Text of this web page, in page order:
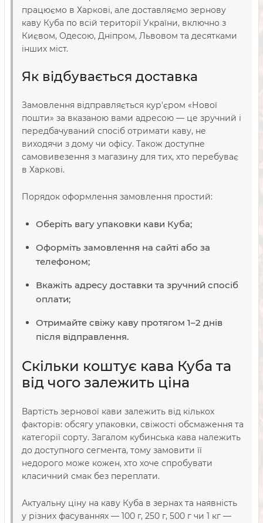
працюємо в Харкові, але доставляємо зернову
каву Куба по всій території України, включно з
Києвом, Одесою, Дніпром, Львовом та десятками
інших міст.
Як відбувається доставка
Замовлення відправляється кур'єром «Нової
пошти» за вказаною вами адресою — це зручний і
передбачуваний спосіб отримати каву, не
виходячи з дому чи офісу. Також доступне
самовивезення з магазину для тих, хто перебуває
в Харкові.
Порядок оформлення замовлення простий:
Оберіть вагу упаковки кави Куба;
Оформіть замовлення на сайті або за
телефоном;
Вкажіть адресу доставки та зручний спосіб
оплати;
Отримайте свіжу каву протягом 1–2 днів
після відправлення.
Скільки коштує кава Куба та
від чого залежить ціна
Вартість зернової кави залежить від кількох
факторів: обсягу упаковки, свіжості обсмаження та
категорії сорту. Загалом кубинська кава належить
до доступного сегмента, тому замовити її
недорого може кожен, хто хоче спробувати
класичний смак без переплати.
Актуальну ціну на каву Куба в зернах та наявність
у різних фасуваннях — 100 г, 250 г, 500 г чи 1 кг —